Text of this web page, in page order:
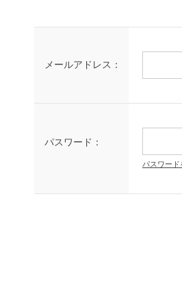
メールアドレス：
パスワード：
パスワー